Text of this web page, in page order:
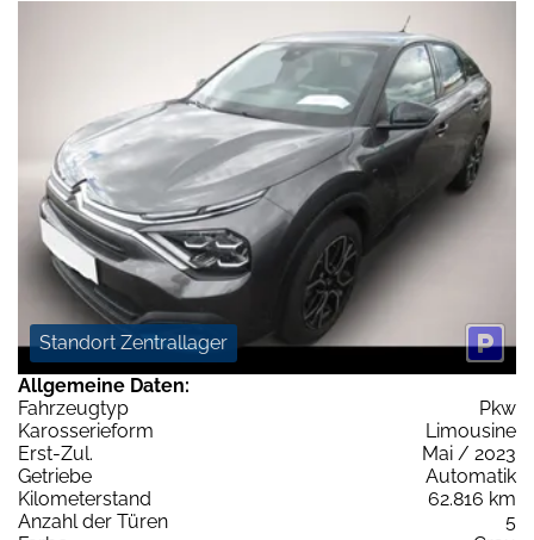
Standort Zentrallager
Allgemeine Daten:
Fahrzeugtyp
Pkw
Karosserieform
Limousine
Erst-Zul.
Mai / 2023
Getriebe
Automatik
Kilometerstand
62.816 km
Anzahl der Türen
5